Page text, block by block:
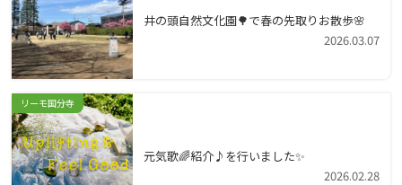
井の頭自然文化園🌳で春の先取りお散歩🌸
2026.03.07
リーモ国分寺
元気歌🌈紹介♪を行いました✨
2026.02.28